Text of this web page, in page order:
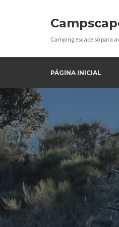
Camping escape só para
PÁGINA INICIAL